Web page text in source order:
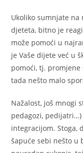
Ukoliko sumnjate
djeteta, bitno je
može pomoći u
je Vaše dijete već u
pomoći, tj.
tada nešto malo
Nažalost, još mnogi
pedagozi,
integracijom. Stoga,
šapuće sebi nešto u